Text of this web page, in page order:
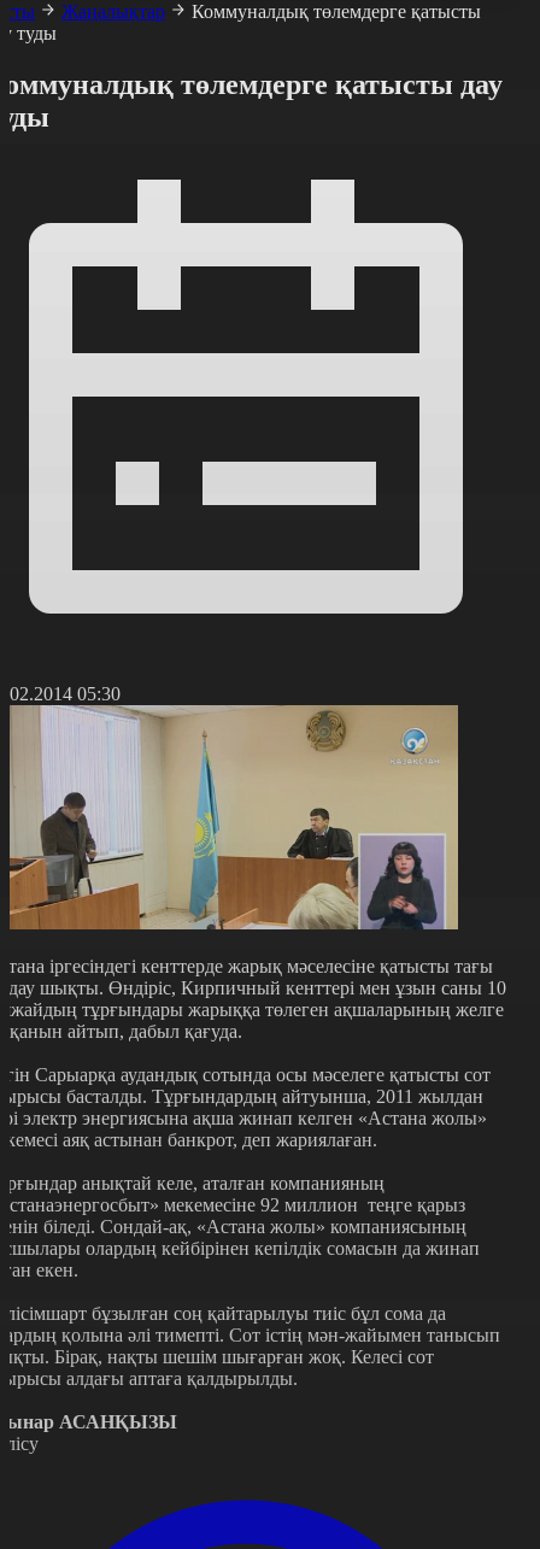
Жаңалықтар
Коммуналдық төлемдерге қатысты
туды
төлемдерге қатысты дау
05:30
іргесіндегі кенттерде жарық мәселесіне қатысты тағы
дау шықты. Өндіріс, Кирпичный кенттері мен ұзын саны 10
тұрғындары жарыққа төлеген ақшаларының желге
айтып, дабыл қағуда.
Сарыарқа аудандық сотында осы мәселеге қатысты сот
басталды. Тұрғындардың айтуынша, 2011 жылдан
электр энергиясына ақша жинап келген «Астана жолы»
аяқ астынан банкрот, деп жариялаған.
анықтай келе, аталған компанияның
мекемесіне 92 миллион теңге қарыз
біледі. Сондай-ақ, «Астана жолы» компаниясының
олардың кейбірінен кепілдік сомасын да жинап
екен.
бұзылған соң қайтарылуы тиіс бұл сома да
қолына әлі тимепті. Сот істің мән-жайымен танысып
Бірақ, нақты шешім шығарған жоқ. Келесі сот
алдағы аптаға қалдырылды.
АСАНҚЫЗЫ